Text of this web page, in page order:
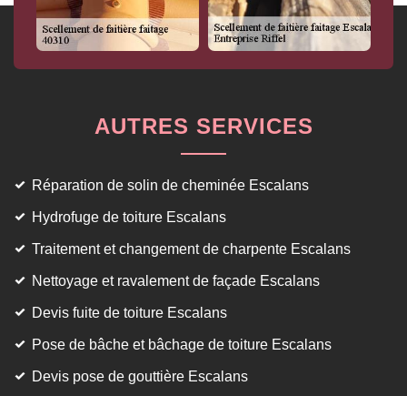
AUTRES SERVICES
Réparation de solin de cheminée Escalans
Hydrofuge de toiture Escalans
Traitement et changement de charpente Escalans
Nettoyage et ravalement de façade Escalans
Devis fuite de toiture Escalans
Pose de bâche et bâchage de toiture Escalans
Devis pose de gouttière Escalans